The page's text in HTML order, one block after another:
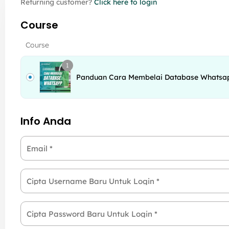
Returning customer? Click here to login
Course
Course
1
Panduan Cara Membelai Database
Info Anda
Email *
Cipta Username Baru Untuk Login *
Cipta Password Baru Untuk Login *